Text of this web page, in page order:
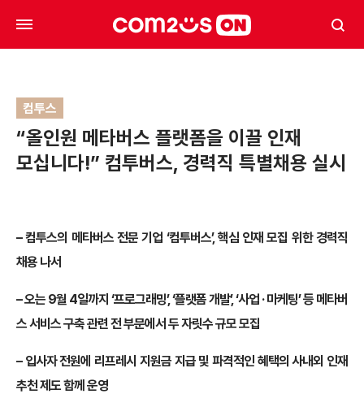
컴투스
“올인원 메타버스 플랫폼을 이끌 인재
모십니다!” 컴투버스, 경력직 특별채용 실시
– 컴투스의 메타버스 전문 기업 ‘컴투버스’, 핵심 인재 모집 위한 경력직
채용 나서
– 오는 9월 4일까지 ‘프로그래밍’, ‘플랫폼 개발’, ‘사업 · 마케팅’ 등 메타버
스 서비스 구축 관련전 부문에서 두 자릿수 규모 모집
– 입사자 전원에 리프레시 지원금 지급 및 파격적인 혜택의 사내외 인재
추천 제도 함께 운영